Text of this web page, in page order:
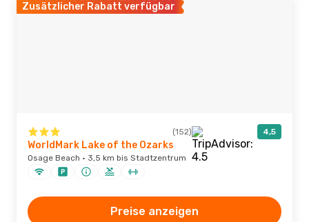
Zusätzlicher Rabatt verfügbar
(152) 4,5
WorldMark Lake of the Ozarks
Osage Beach · 3,5 km bis Stadtzentrum
Preise anzeigen